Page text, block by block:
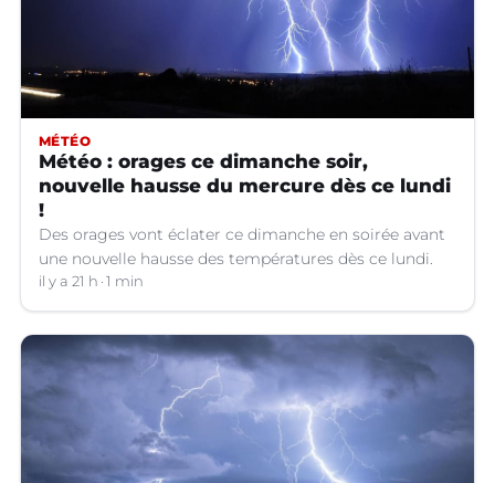
MÉTÉO
Météo : orages ce dimanche soir,
nouvelle hausse du mercure dès ce lundi
!
Des orages vont éclater ce dimanche en soirée avant
une nouvelle hausse des températures dès ce lundi.
il y a 21 h 1 min